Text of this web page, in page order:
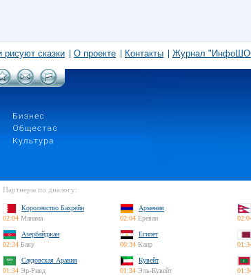
рисуют сказки О проекте Контакты Журнал
Партнеры по диалогу:
Королевство Бахрейн
02:04 Манама
Армения
02:04 Ереван
Азербайджан
02:34 Баку
Египет
00:34 Каир
Саудовская Аравия
01:34 Эр-Рияд
Кувейт
01:34 Эль-Кувейт